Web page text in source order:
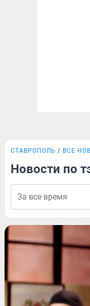
СТАВРОПОЛЬ ВСЕ
Новости по